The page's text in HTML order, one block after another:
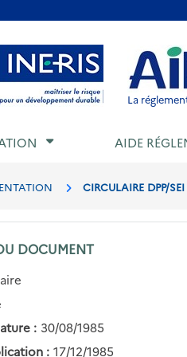
au menu Aller au
La
AIDE
CIRCULAIRE DPP/
DOCUMENT
: 30/08/1985
: 17/12/1985